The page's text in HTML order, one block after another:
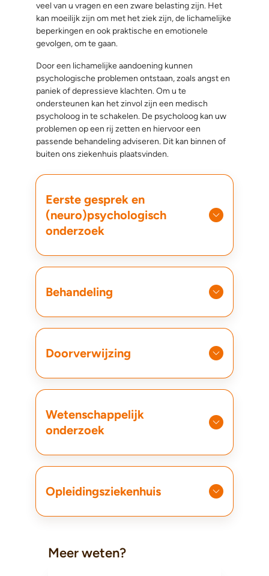
veel van u vragen en een zware belasting zijn. Het
kan moeilijk zijn om met het ziek zijn, de lichamelijke
beperkingen en ook praktische en emotionele
gevolgen, om te gaan.
Door een lichamelijke aandoening kunnen
psychologische problemen ontstaan, zoals angst en
paniek of depressieve klachten. Om u te
ondersteunen kan het zinvol zijn een medisch
psycholoog in te schakelen. De psycholoog kan uw
problemen op een rij zetten en hiervoor een
passende behandeling adviseren. Dit kan binnen of
buiten ons ziekenhuis plaatsvinden.
Eerste gesprek en
(neuro)psychologisch
onderzoek
Behandeling
Doorverwijzing
Wetenschappelijk
onderzoek
Opleidingsziekenhuis
Meer weten?